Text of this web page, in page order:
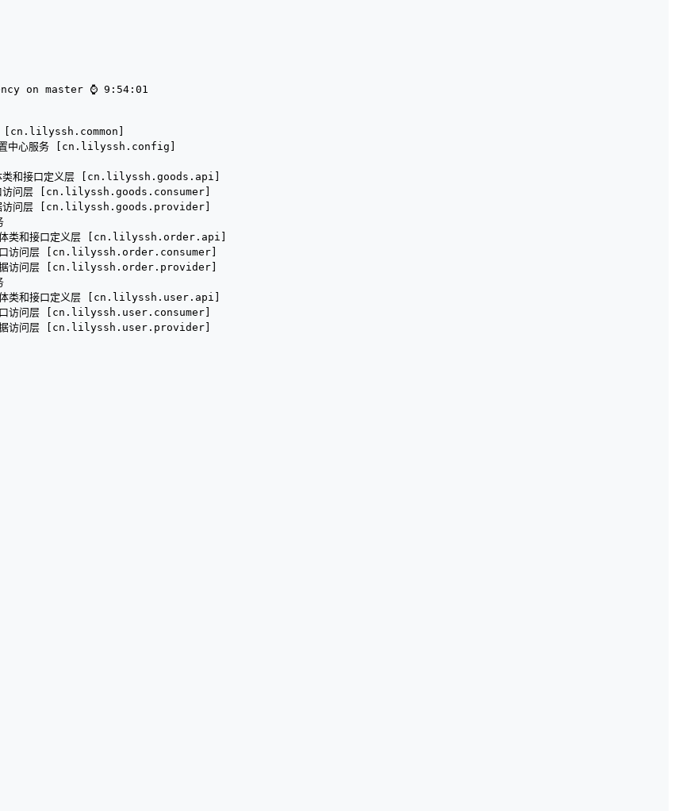
on master ⌚ 9:54:01
心服务 [cn.lilyssh.config]
定义层 [cn.lilyssh.goods.api]
层 [cn.lilyssh.goods.consumer]
层 [cn.lilyssh.goods.provider]
口定义层 [cn.lilyssh.order.api]
问层 [cn.lilyssh.order.consumer]
问层 [cn.lilyssh.order.provider]
口定义层 [cn.lilyssh.user.api]
层 [cn.lilyssh.user.consumer]
层 [cn.lilyssh.user.provider]